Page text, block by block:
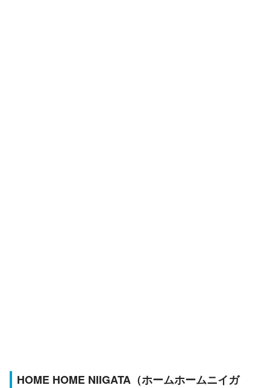
HOME HOME NIIGATA（ホームホームニイガ